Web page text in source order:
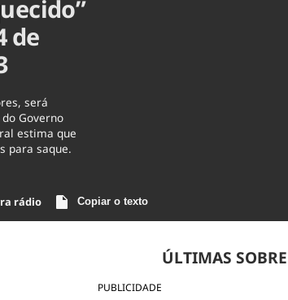
Cinema
de
será
Governo
estima que
para saque.
rádio Copiar o texto
PUBLICIDADE
ÚLTIMAS